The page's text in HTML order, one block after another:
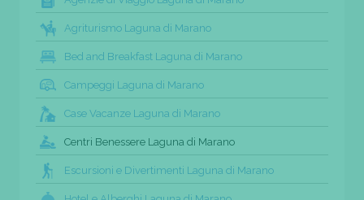
Agriturismo Laguna di Marano
Bed and Breakfast Laguna di Marano
Campeggi Laguna di Marano
Case Vacanze Laguna di Marano
Centri Benessere Laguna di Marano
Escursioni e Divertimenti Laguna di Marano